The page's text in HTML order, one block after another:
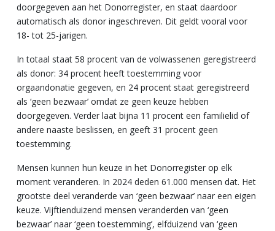
doorgegeven aan het Donorregister, en staat daardoor
automatisch als donor ingeschreven. Dit geldt vooral voor
18- tot 25-jarigen.
In totaal staat 58 procent van de volwassenen geregistreerd
als donor: 34 procent heeft toestemming voor
orgaandonatie gegeven, en 24 procent staat geregistreerd
als ‘geen bezwaar’ omdat ze geen keuze hebben
doorgegeven. Verder laat bijna 11 procent een familielid of
andere naaste beslissen, en geeft 31 procent geen
toestemming.
Mensen kunnen hun keuze in het Donorregister op elk
moment veranderen. In 2024 deden 61.000 mensen dat. Het
grootste deel veranderde van ‘geen bezwaar’ naar een eigen
keuze. Vijftienduizend mensen veranderden van ‘geen
bezwaar’ naar ‘geen toestemming’, elfduizend van ‘geen